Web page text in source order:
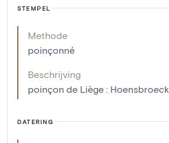
STEMPEL
Methode
poinçonné
Beschrijving
poinçon de Liège : Hoensbroeck
DATERING